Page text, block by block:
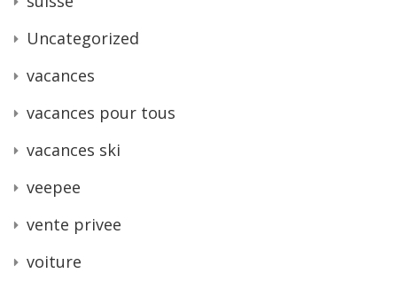
Uncategorized
vacances
vacances pour tous
vacances ski
veepee
vente privee
voiture